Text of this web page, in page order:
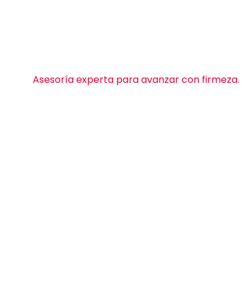
Asesoría experta para avanzar con firmeza.